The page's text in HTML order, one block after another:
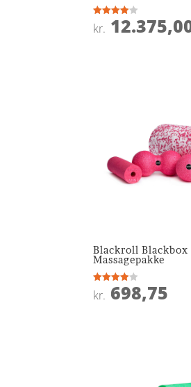
Vurderet
3.9
kr.
Blackroll Blackbox
Massagepakke
Vurderet
3.9
kr. 698,75